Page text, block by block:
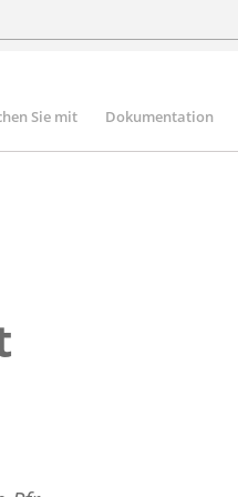
Sie mit Dokumentation